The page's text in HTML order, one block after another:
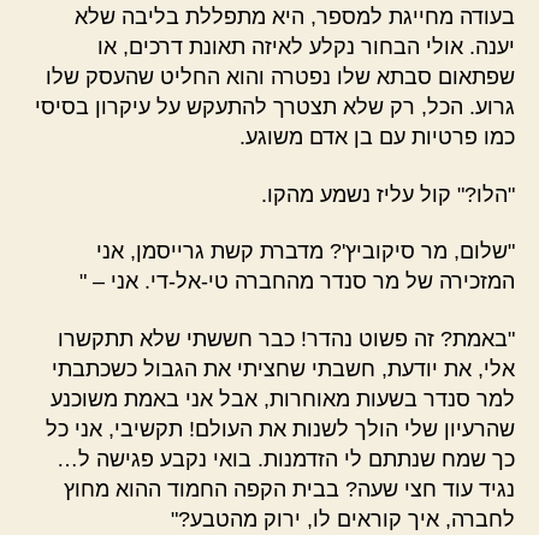
בעודה מחייגת למספר, היא מתפללת בליבה שלא
יענה. אולי הבחור נקלע לאיזה תאונת דרכים, או
שפתאום סבתא שלו נפטרה והוא החליט שהעסק שלו
גרוע. הכל, רק שלא תצטרך להתעקש על עיקרון בסיסי
כמו פרטיות עם בן אדם משוגע.
"הלו?" קול עליז נשמע מהקו.
"שלום, מר סיקוביץ'? מדברת קשת גרייסמן, אני
המזכירה של מר סנדר מהחברה טי-אל-די. אני – "
"באמת? זה פשוט נהדר! כבר חששתי שלא תתקשרו
אלי, את יודעת, חשבתי שחציתי את הגבול כשכתבתי
למר סנדר בשעות מאוחרות, אבל אני באמת משוכנע
שהרעיון שלי הולך לשנות את העולם! תקשיבי, אני כל
כך שמח שנתתם לי הזדמנות. בואי נקבע פגישה ל…
נגיד עוד חצי שעה? בבית הקפה החמוד ההוא מחוץ
לחברה, איך קוראים לו, ירוק מהטבע?"